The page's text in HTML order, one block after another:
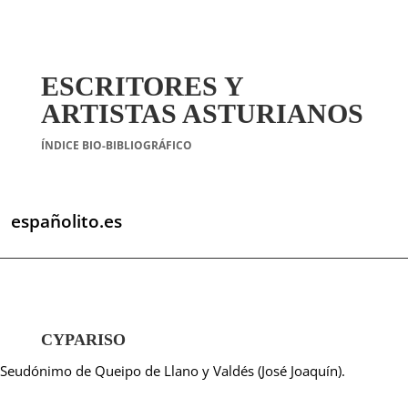
ESCRITORES Y
ARTISTAS ASTURIANOS
ÍNDICE BIO-BIBLIOGRÁFICO
españolito.es
CYPARISO
Seudónimo de Queipo de Llano y Valdés (José Joaquín).